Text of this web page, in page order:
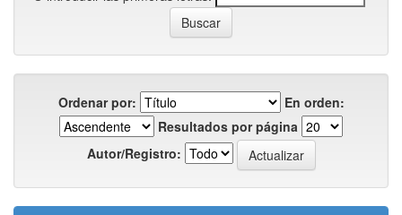
Ordenar por:
En orden:
Resultados por página
Autor/Registro: